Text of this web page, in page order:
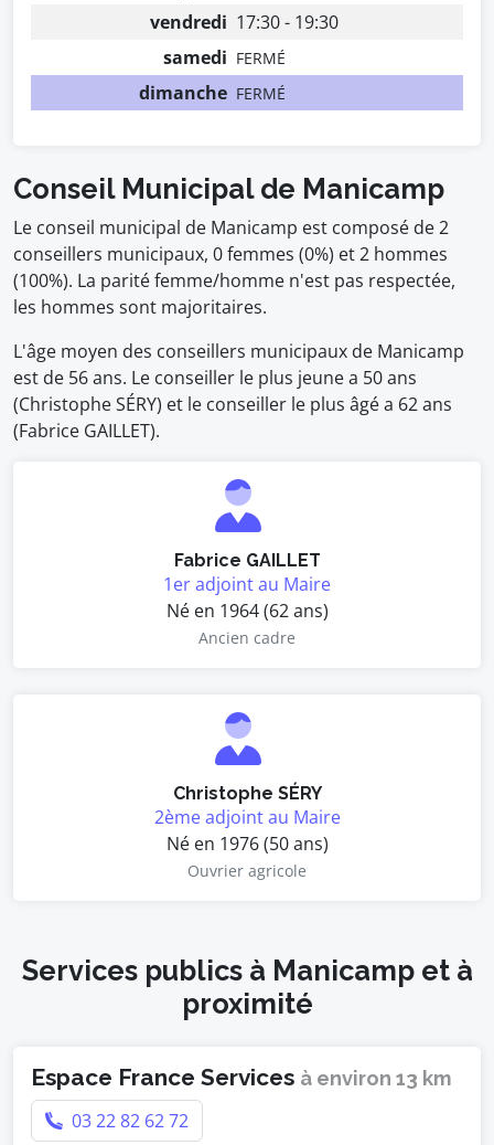
vendredi 17:30 - 19:30
samedi FERMÉ
dimanche FERMÉ
Conseil Municipal de Manicamp
Le conseil municipal de Manicamp est composé de 2
conseillers municipaux, 0 femmes (0%) et 2 hommes
(100%). La parité femme/homme n'est pas respectée,
les hommes sont majoritaires.
L'âge moyen des conseillers municipaux de Manicamp
est de 56 ans. Le conseiller le plus jeune a 50 ans
(Christophe SÉRY) et le conseiller le plus âgé a 62 ans
(Fabrice GAILLET).
Fabrice GAILLET
1er adjoint au Maire
Né en 1964 (62 ans)
Ancien cadre
Christophe SÉRY
2ème adjoint au Maire
Né en 1976 (50 ans)
Ouvrier agricole
Services publics à Manicamp et à
proximité
Espace France Services à environ 13 km
03 22 82 62 72